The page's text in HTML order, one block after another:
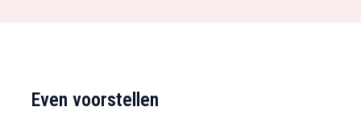
Even voorstellen